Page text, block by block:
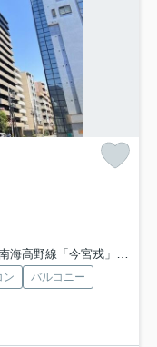
海高野線「今宮戎」駅 徒歩6分
ン
バルコニー